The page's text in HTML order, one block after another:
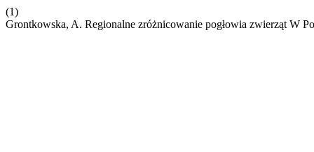
(1)
Grontkowska, A. Regionalne zróżnicowanie pogłowia zwierząt W